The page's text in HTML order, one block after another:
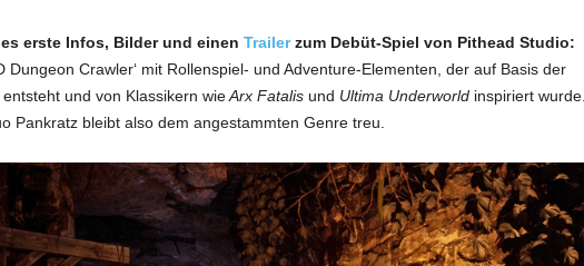
erste Infos, Bilder und einen Trailerzum Debüt-Spiel von Pithead Studio:
Dungeon Crawler‘ mit Rollenspiel- und Adventure-Elementen, der auf Basis der
und von Klassikern wieArx Fatalisund Ultima Underworldinspiriert wurde.
Pankratz bleibt also dem angestammten Genre treu.